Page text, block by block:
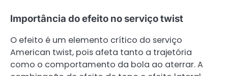
Importância do efeito no serviço twist
O efeito é um elemento crítico do serviço
American twist, pois afeta tanto a trajetória
como o comportamento da bola ao aterrar. A